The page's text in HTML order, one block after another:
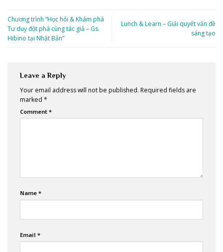
Chương trình “Học hỏi & Khám phá
Tư duy đột phá cùng tác giả – Gs.
Hibino tại Nhật Bản”
Lunch & Learn – Giải quyết vấn đề
sáng tạo
Leave a Reply
Your email address will not be published. Required fields are
marked *
Comment *
Name *
Email *